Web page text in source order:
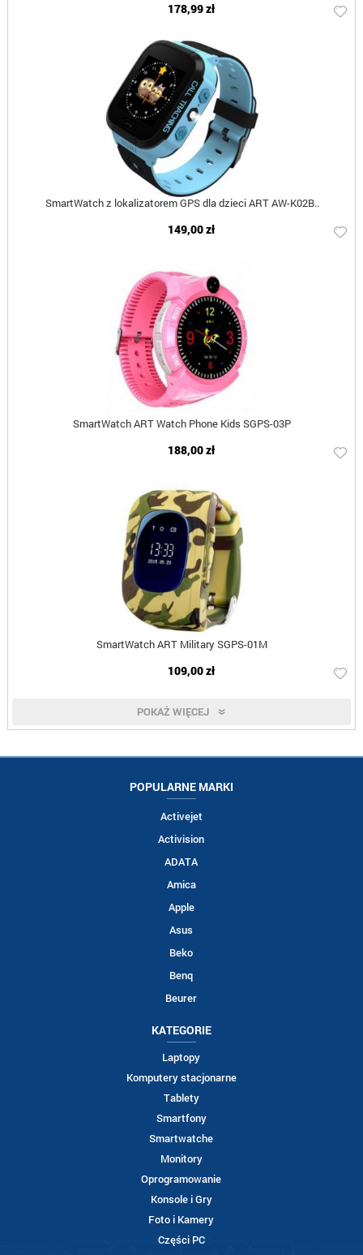
178,99 zł
SmartWatch z lokalizatorem GPS dla dzieci ART AW-K02B..
149,00 zł
SmartWatch ART Watch Phone Kids SGPS-03P
188,00 zł
SmartWatch ART Military SGPS-01M
109,00 zł
POKAŻ WIĘCEJ
POPULARNE MARKI
Activejet
Activision
ADATA
Amica
Apple
Asus
Beko
Benq
Beurer
KATEGORIE
Laptopy
Komputery stacjonarne
Tablety
Smartfony
Smartwatche
Monitory
Oprogramowanie
Konsole i Gry
Foto i Kamery
Części PC